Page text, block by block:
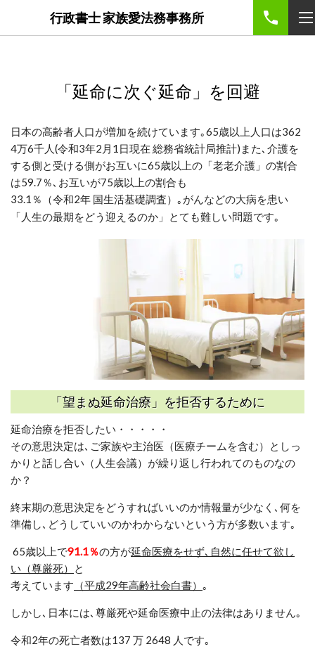
行政書士 家族愛法務事務所
「延命に次ぐ延命」を回避
日本の高齢者人口が増加を続けています｡65歳以上人口は362
4万6千人(令和3年2 月 1 日現在 総務省統計局推計)また､ 介護を
する側と受ける側がお互いに65歳以上の「老老介護」の割合
は59.7％､ お互いが75歳以上の割合も
33.1％（令和2年 国生活基礎調査） ｡ がんなどの大病を患い
「人生の最期をどう迎えるのか」とても難しい問題です｡
「望まぬ延命治療」を拒否するために
延命治療を拒否したい・・・・・
その意思決定は､ご家族や主治医（医療チームを含む）としっ
かりと話し合い（人生会議）が繰り返し行われてのものなの
か？
終末期の意思決定をどうすればいいのか情報量が少なく､何を
準備し､ どうしていいのかわからないという方が多数います｡
65歳以上で91.1％の方が延命医療をせず､自然に任せて欲し
い（尊厳死）
と
考えています （平成29年高齢社会白書） ｡
しかし､日本には､尊厳死や延命医療中止の法律はありません｡
令和2年の死亡者数は137 万 2648 人 です｡